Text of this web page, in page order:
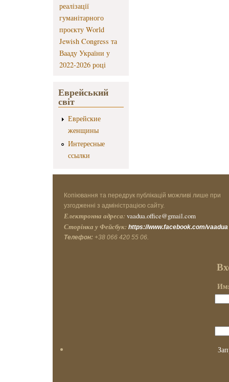
реалізації
гуманітарного
проєкту World
Jewish Congress та
Вааду України у
2022-2026 році
Еврейський
світ
Еврейские
женщины
Интересные
ссылки
Копіювання та передрук публікацій можливі лише при
узгодженні з адміністрацією сайту.
Електронна адреса: vaadua.office@gmail.com
Сторінка у Фейсбук: https://www.facebook.com/vaadua
Телефон: +38 066 420 55 06.